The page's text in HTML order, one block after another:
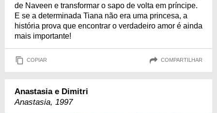
de Naveen e transformar o sapo de volta em príncipe.
E se a determinada Tiana não era uma princesa, a
história prova que encontrar o verdadeiro amor é ainda
mais importante!
COPIAR COMPARTILHAR
Anastasia e Dimitri
Anastasia, 1997